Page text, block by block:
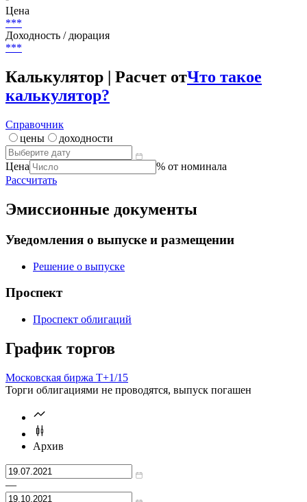
Цена
***
Доходность / дюрация
***
Калькулятор | Расчет отЧто такое
калькулятор?
Справочник
цены
доходности
Цена
% от номинала
Рассчитать
Эмиссионные документы
Уведомления о выпуске и размещении
Решение о выпуске
Проспект
Проспект облигаций
График торгов
Московская биржа Т+1/15
Торги облигациями не проводятся, выпуск погашен
Архив
—